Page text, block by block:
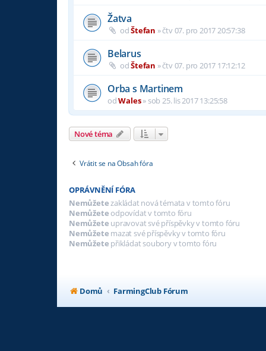
Žatva
odŠtefan »čtv 07. pro 2017 20:57:38
Belarus
odŠtefan »čtv 07. pro 2017 17:12:12
Orba s Martinem
odWales» sob 25. lis 2017 13:25:58
Nové téma
Vrátit se na Obsah fóra
OPRÁVNĚNÍ FÓRA
Nemůžetezakládat nová témata v tomto fóru
Nemůžete odpovídat v tomto fóru
Nemůžete upravovat své příspěvky v tomto fóru
Nemůžete mazat své příspěvky v tomto fóru
Nemůžete přikládat soubory v tomto fóru
Domů FarmingClub Fórum